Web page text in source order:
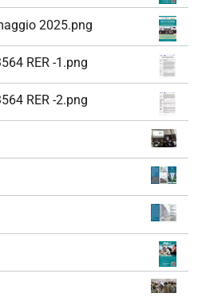
2025.png
RER -1.png
RER -2.png